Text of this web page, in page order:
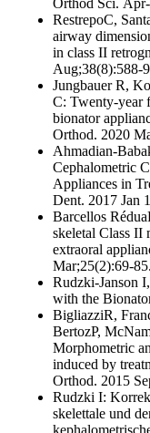
Orthod Sci.
RestrepoC,
airway
in class II
Aug;38(8):588-
Jungbauer R,
C: Twenty-year
bionator
Orthod. 2020
Ahmadian-
Cephalometric
Appliances in
Dent. 2017 Jan
Barcellos
skeletal Class II
extraoral
Mar;25(2):69-85.
Rudzki-Janson
with the
BigliazziR,
BertozP,
Morphometric
induced by
Orthod. 2015
Rudzki I:
skelettale und